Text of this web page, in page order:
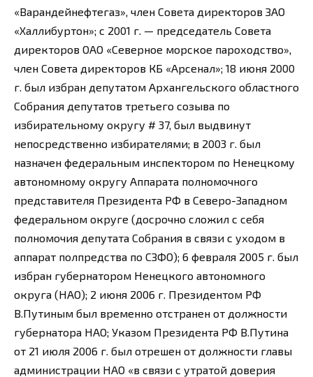
«Варандейнефтегаз», член Совета директоров ЗАО
«Халлибуртон»; с 2001 г. — председатель Совета
директоров ОАО «Северное морское пароходство»,
член Совета директоров КБ «Арсенал»; 18 июня 2000
г. был избран депутатом Архангельского областного
Собрания депутатов третьего созыва по
избирательному округу # 37, был выдвинут
непосредственно избирателями; в 2003 г. был
назначен федеральным инспектором по Ненецкому
автономному округу Аппарата полномочного
представителя Президента РФ в Северо-Западном
федеральном округе (досрочно сложил с себя
полномочия депутата Собрания в связи с уходом в
аппарат полпредства по СЗФО); 6 февраля 2005 г. был
избран губернатором Ненецкого автономного
округа (НАО); 2 июня 2006 г. Президентом РФ
В.Путиным был временно отстранен от должности
губернатора НАО; Указом Президента РФ В.Путина
от 21 июля 2006 г. был отрешен от должности главы
администрации НАО «в связи с утратой доверия